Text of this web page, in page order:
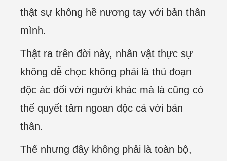
thật sự không hề nương tay với bản thân
mình.
Thật ra trên đời này, nhân vật thực sự
không dễ chọc không phải là thủ đoạn
độc ác đối với người khác mà là cũng có
thể quyết tâm ngoan độc cả với bản
thân.
Thế nhưng đây không phải là toàn bộ,